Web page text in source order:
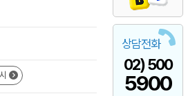
상담전화
02) 500
5900